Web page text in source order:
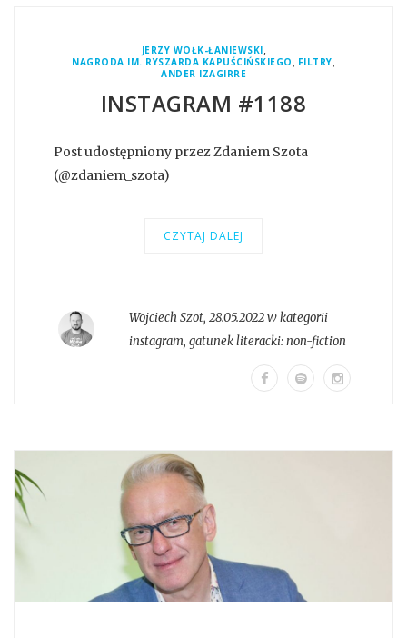
JERZY WOŁK-ŁANIEWSKI,
NAGRODA IM. RYSZARDA KAPUŚCIŃSKIEGO , FILTRY,
ANDER IZAGIRRE
INSTAGRAM #1188
Post udostępniony przez Zdaniem Szota
(@zdaniem_szota)
CZYTAJ DALEJ
Wojciech Szot, 28.05.2022 w kategorii
instagram, gatunek literacki:non-fiction